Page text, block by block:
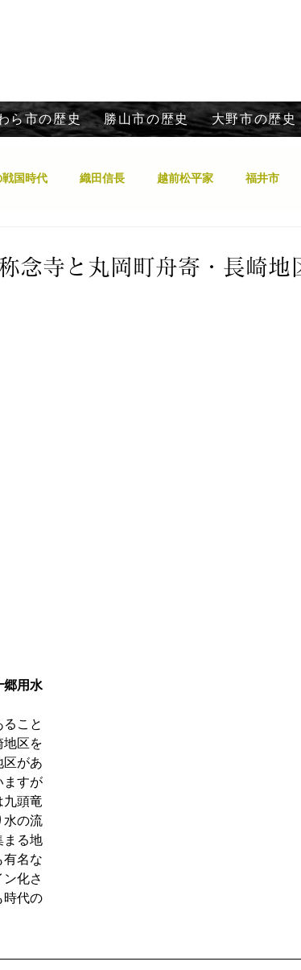
ら市の歴史 勝山市の歴史 大野市の歴史
国時代 織田信長 越前松平家 福井市
前国でのお話
念寺と丸岡町舟寄・長崎地
郷用水
こと
地区を
区があ
ますが
九頭竜
水の流
まる地
有名な
化さ
時代の